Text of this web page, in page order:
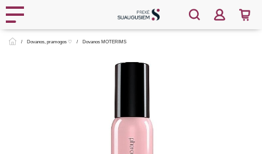
Dovanos, pramogos ♡ Dovanos MOTERIMS